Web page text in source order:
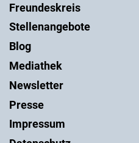
Freundeskreis
Stellenangebote
Blog
Mediathek
Newsletter
Presse
Impressum